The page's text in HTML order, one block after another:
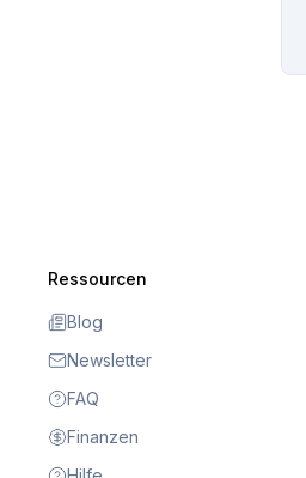
Ressourcen
Blog
Newsletter
FAQ
Finanzen